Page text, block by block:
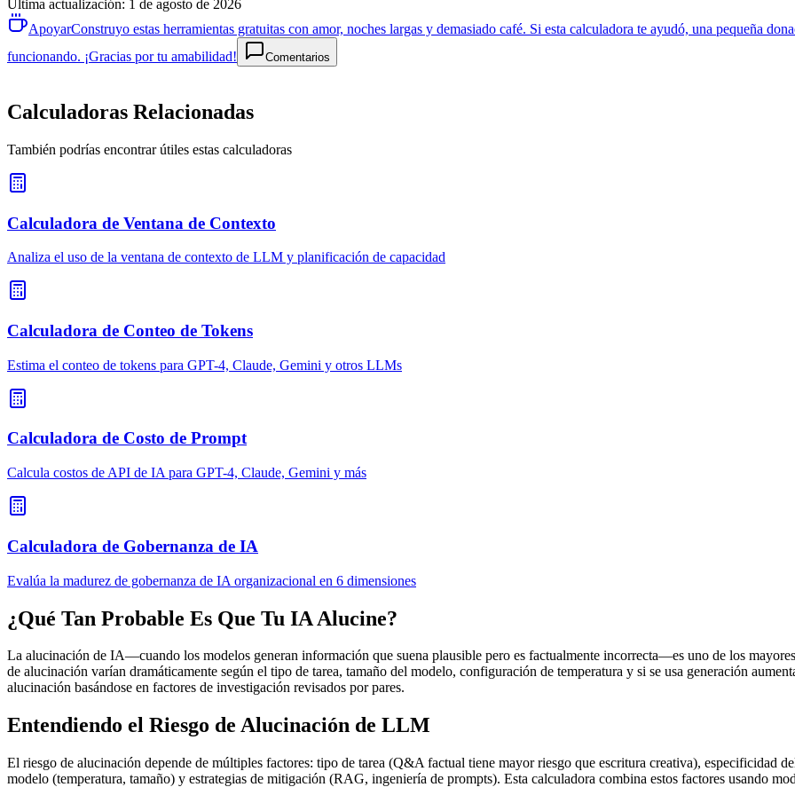
Última actualización: 1 de agosto de 2026
ApoyarConstruyo estas herramientas gratuitas con amor, noches largas y demasiado café. Si esta calculadora te ayudó, una pequeña
funcionando. ¡Gracias por tu amabilidad!
Comentarios
Calculadoras Relacionadas
También podrías encontrar útiles estas calculadoras
Calculadora de Ventana de Contexto
Analiza el uso de la ventana de contexto de LLM y planificación de capacidad
Calculadora de Conteo de Tokens
Estima el conteo de tokens para GPT-4, Claude, Gemini y otros LLMs
Calculadora de Costo de Prompt
Calcula costos de API de IA para GPT-4, Claude, Gemini y más
Calculadora de Gobernanza de IA
Evalúa la madurez de gobernanza de IA organizacional en 6 dimensiones
¿Qué Tan Probable Es Que Tu IA Alucine?
La alucinación de IA—cuando los modelos generan información que suena plausible pero es factualmente incorrecta—es uno de los
de alucinación varían dramáticamente según el tipo de tarea, tamaño del modelo, configuración de temperatura y si se usa generación
alucinación basándose en factores de investigación revisados por pares.
Entendiendo el Riesgo de Alucinación de LLM
El riesgo de alucinación depende de múltiples factores: tipo de tarea (Q&A factual tiene mayor riesgo que escritura creativa), especificidad
modelo (temperatura, tamaño) y estrategias de mitigación (RAG, ingeniería de prompts). Esta calculadora combina estos factores usando